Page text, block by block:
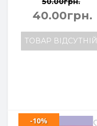
40.00грн.
ТОВАР ВІДСУТНІЙ
-10%